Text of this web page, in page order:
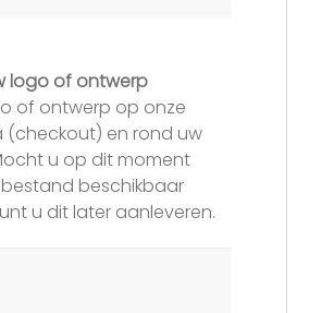
logo of ontwerp
of ontwerp op onze
(checkout) en rond uw
u op dit moment
beschikbaar
u dit later aanleveren.